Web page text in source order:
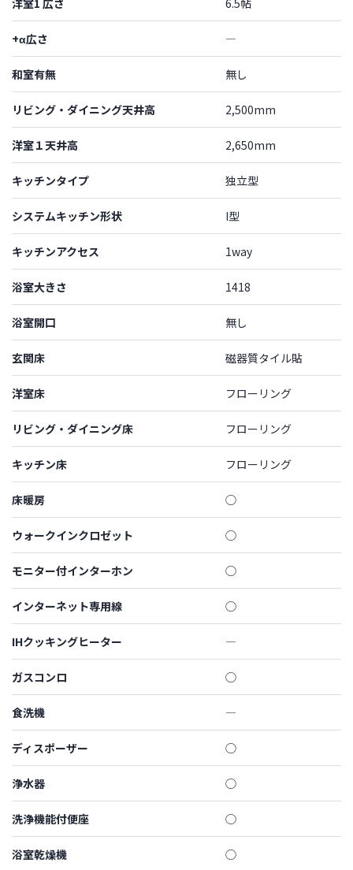
洋室1 広さ 6.5帖
+α広さ ―
和室有無 無し
リビング・ダイニング天井高 2,500mm
洋室１天井高 2,650mm
キッチンタイプ 独立型
システムキッチン形状 I型
キッチンアクセス 1way
浴室大きさ 1418
浴室開口 無し
玄関床 磁器質タイル貼
洋室床 フローリング
リビング・ダイニング床 フローリング
キッチン床 フローリング
床暖房 ◯
ウォークインクロゼット ◯
モニター付インターホン ◯
インターネット専用線 ◯
IHクッキングヒーター ―
ガスコンロ ◯
食洗機 ―
ディスポーザー ◯
浄水器 ◯
洗浄機能付便座 ◯
浴室乾燥機 ◯